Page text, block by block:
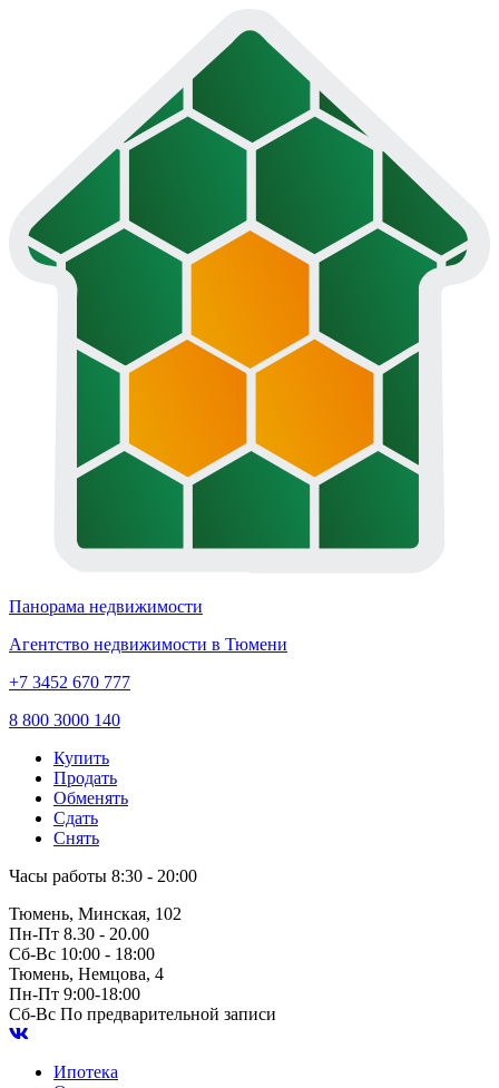
Панорама недвижимости
Агентство недвижимости в Тюмени
+7 3452 670 777
8 800 3000 140
Купить
Продать
Обменять
Сдать
Снять
Часы работы 8:30 - 20:00
Тюмень, Минская, 102
Пн-Пт 8.30 - 20.00
Сб-Вс 10:00 - 18:00
Тюмень, Немцова, 4
Пн-Пт 9:00-18:00
Сб-Вс По предварительной записи
Ипотека